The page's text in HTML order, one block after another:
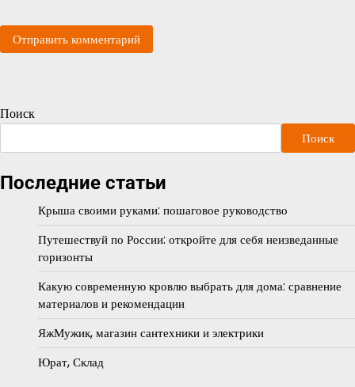
Поиск
Поиск
Последние статьи
Крыша своими руками: пошаговое руководство
Путешествуй по России: откройте для себя неизведанные
горизонты
Какую современную кровлю выбрать для дома: сравнение
материалов и рекомендации
ЯжМужик, магазин сантехники и электрики
Юрат, Склад